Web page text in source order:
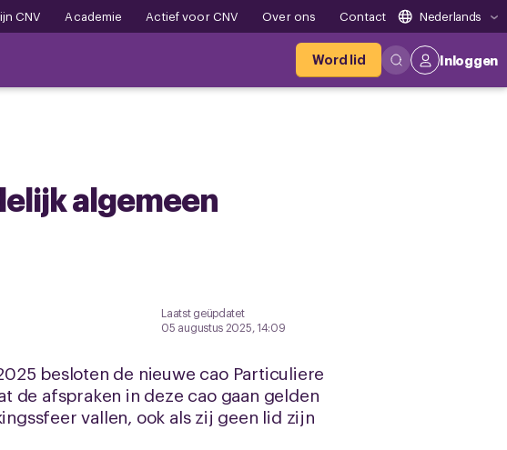
CNV Academie Actief voor CNV Over ons Contact Nederlands
Word lid Inloggen
algemeen
Laatst geüpdatet
05 augustus 2025, 14:09
besloten de nieuwe cao Particuliere
de afspraken in deze cao gaan gelden
vallen, ook als zij geen lid zijn